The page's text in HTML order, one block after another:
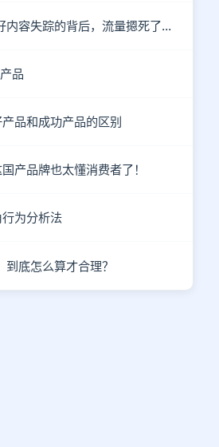
2020年爆款“难产”：好内容失踪的背后，流量摁死了内容
品
品和成功产品的区别
产品牌也太懂消费者了！
为分析法
底怎么算才合理？